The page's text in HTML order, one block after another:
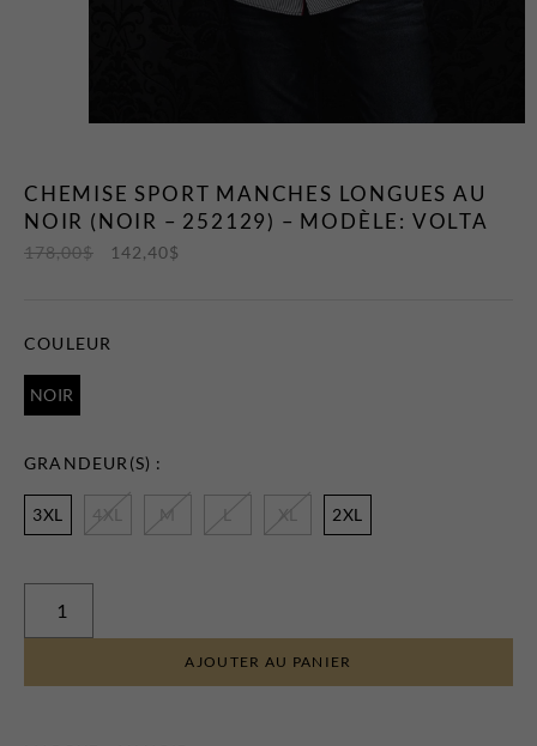
Cravates et Noeuds Papillons
Gants
Pochettes
Soldes
MAGASINEZ
LES
CHEMISE SPORT MANCHES LONGUES AU
NOIR (NOIR – 252129) – MODÈLE: VOLTA
178,00$ 142,40$
COULEUR
NOIR
GRANDEUR(S) :
3XL 4XL M L XL 2XL
AJOUTER AU PANIER